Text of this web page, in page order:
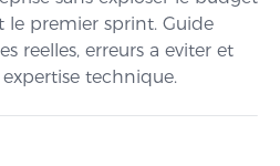
premier sprint. Guide
reelles, erreurs a eviter et
technique.